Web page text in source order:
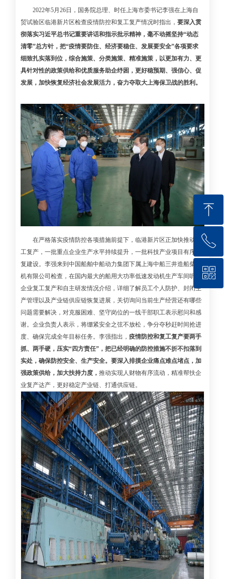
2022年5月26日，国务院总理、时任上海市委书记李强在上海自
贸试验区临港新片区检查疫情防控和复工复产情况时指出，要深入贯
彻落实习近平总书记重要讲话和指示批示精神，毫不动摇坚持“动态
清零”总方针，把“疫情要防住、经济要稳住、发展要安全”各项要求
细致扎实落到位，综合施策、分类施策、精准施策，以更加有力、更
具针对性的政策供给和优质服务助企纾困，更好稳预期、强信心、促
发展，加快恢复经济社会发展活力，奋力夺取大上海保卫战的胜利。
在严格落实疫情防控各项措施前提下，临港新片区正加快推动复
工复产，一批重点企业生产水平持续提升，一批科技产业项目有序恢
复建设。李强来到中国船舶中船动力集团下属上海中船三井造船柴油
机有限公司检查，在国内最大的船用大功率低速发动机生产车间听取
企业复工复产和自主研发情况介绍，详细了解员工个人防护、封闭生
产管理以及产业链供应链恢复进展，关切询问当前生产经营还有哪些
问题需要解决，对克服困难、坚守岗位的一线干部职工表示慰问和感
谢。企业负责人表示，将绷紧安全之弦不放松，争分夺秒赶时间抢进
度、确保完成全年目标任务。李强指出，疫情防控和复工复产要两手
抓、两手硬，压实“四方责任”，把已经明确的防控措施不折不扣落到
实处，确保防控安全、生产安全。要深入排摸企业痛点难点堵点，加
强政策供给，加大扶持力度，推动实现人财物有序流动，精准帮扶企
业复产达产，更好稳定产业链、打通供应链。
ꁸ
回到顶部
ꂅ
400 172 8866
ꀥ